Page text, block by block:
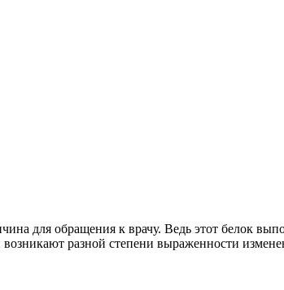
для обращения к врачу. Ведь этот белок
разной степени выраженности